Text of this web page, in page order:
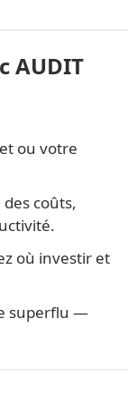
AUDIT
ou votre
coûts,
où investir et
superflu —